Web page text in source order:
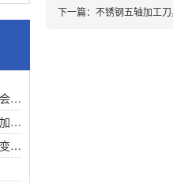
CNC零件加工工艺处理不当会有什么影响？
盘点精密五金零件加工CNC加工明显的特征有哪些
CNC铝制品加工如何进行热变形处理？
下一篇： 不锈钢五轴加工